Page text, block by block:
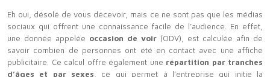
Eh oui, désolé de vous décevoir, mais ce ne sont pas que les médias
sociaux qui offrent une connaissance facile de l’audience. En effet,
une donnée appelée occasion de voir (ODV), est calculée afin de
savoir combien de personnes ont été en contact avec une affiche
publicitaire. Ce calcul offre également une répartition par tranches
d’âges et par sexes , ce qui permet à l’entreprise qui initie la